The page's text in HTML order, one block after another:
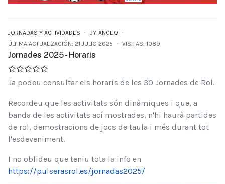
JORNADAS Y ACTIVIDADES BY ANCEO
ÚLTIMA ACTUALIZACIÓN: 21 JULIO 2025
VISITAS: 1089
Jornades 2025 - Horaris
Ja podeu consultar els horaris de les 30 Jornades de Rol.
Recordeu que les activitats són dinàmiques i que, a
banda de les activitats ací mostrades, n'hi haurà partides
de rol, demostracions de jocs de taula i més durant tot
l'esdeveniment.
https://pulserasrol.es/jornadas2025/